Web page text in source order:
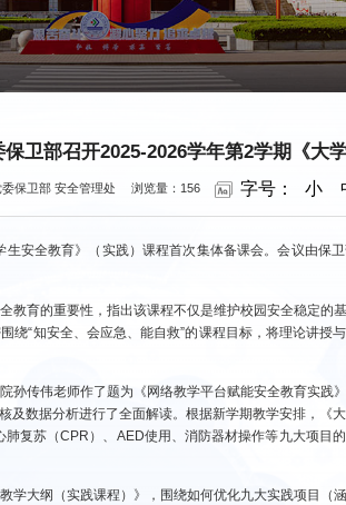
卫部召开2025-2026学年第2学期《大
保卫部 安全管理处 浏览量： 156 字号： 小
安全教育》（实践）课程首次集体备课会。会议由保
教育的重要性，指出该课程不仅是维护校园安全稳定的
绕“知安全、会应急、能自救”的课程目标，将理论讲授
孙传伟老师作了题为《网络教学平台赋能安全教育实践
数据分析进行了全面解读。根据新学期教学安排，《
复苏（CPR）、AED使用、消防器材操作等九大项目
学大纲（实践课程）》，围绕如何优化九大实践项目（